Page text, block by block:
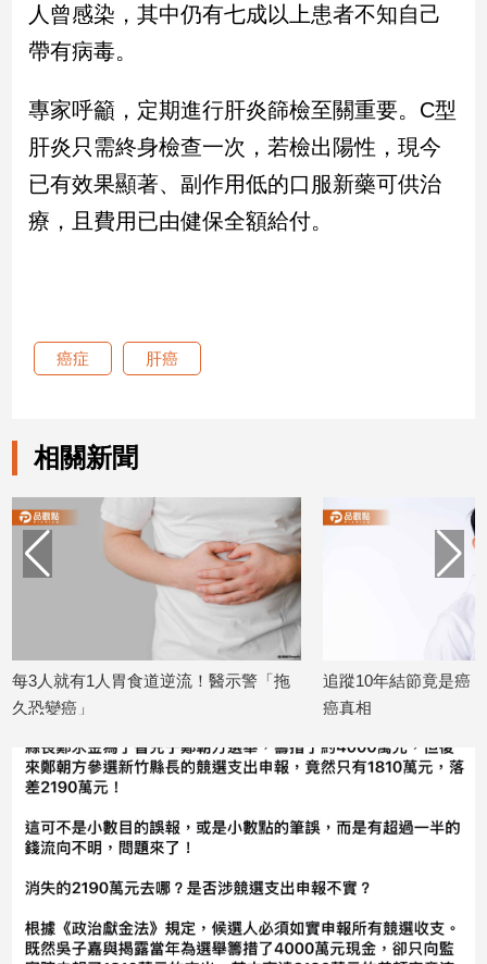
費
康/
親
子/
感
藝
／
電
薦
技/
遊
戲
運
物
Pet
影
音
專
區
合
作
人曾感染，其中仍有七成以上患者不知自己
帶有病毒。
專家呼籲，定期進行肝炎篩檢至關重要。C型
肝炎只需終身檢查一次，若檢出陽性，現今
已有效果顯著、副作用低的口服新藥可供治
療，且費用已由健保全額給付。
癌症 肝癌
相關新聞
示警「拖
追蹤10年結節竟是癌！醫師揪出甲狀腺
他尿不